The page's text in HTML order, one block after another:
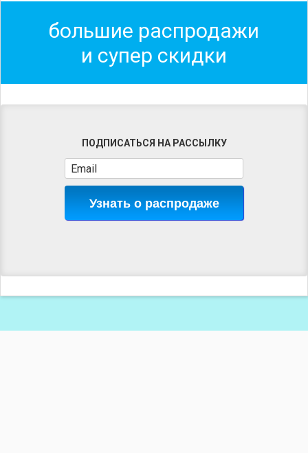
большие распродажи
и супер скидки
ПОДПИСАТЬСЯ НА РАССЫЛКУ
Узнать о распродаже